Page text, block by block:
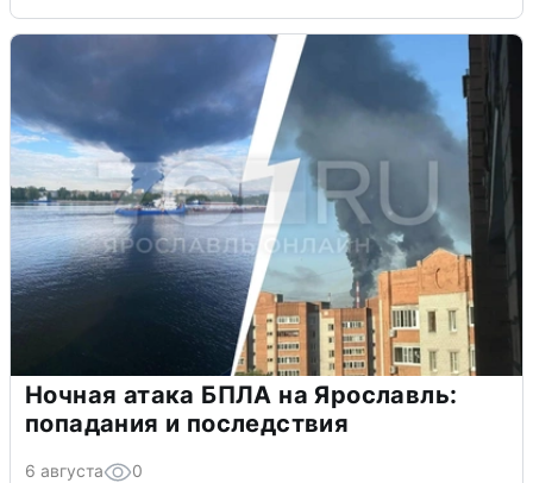
Ночная атака БПЛА на Ярославль:
попадания и последствия
6 августа 0